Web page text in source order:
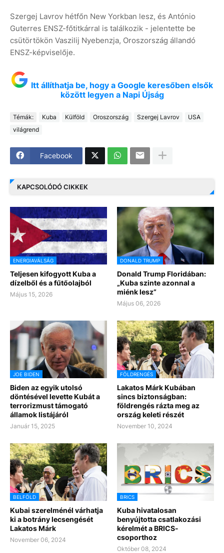
Szergej Lavrov hétfőn New Yorkban lesz, és António
Guterres ENSZ-főtitkárral is találkozik - jelentette be
csütörtökön Vaszilij Nyebenzja, Oroszország állandó
ENSZ-képviselője.
Itt állíthatja be, hogy a Google keresőben elsők
között legyen a Napi Újság
Témák: Kuba Külföld Oroszország Szergej Lavrov
USA
világrend
Facebook
KAPCSOLÓDÓ CIKKEK
ENERGIAVÁLSÁG
Teljesen kifogyott Kuba a
dízelből és a fűtőolajból
Május 15, 2026
DONALD TRUMP
Donald Trump Floridában:
„Kuba szinte azonnal a
miénk lesz”
Május 06, 2026
JOE BIDEN
Biden az egyik utolsó
döntésével levette Kubát a
terrorizmust támogató
államok listájáról
Január 15, 2025
FÖLDRENGÉS
Lakatos Márk Kubában
sincs biztonságban:
földrengés rázta meg az
ország keleti részét
November 10, 2024
BELFÖLD
Kubai szerelménél várhatja
ki a botrány lecsengését
Lakatos Márk
November 06, 2024
BRICS
Kuba hivatalosan
benyújtotta csatlakozási
kérelmét a BRICS-
csoporthoz
Október 08, 2024